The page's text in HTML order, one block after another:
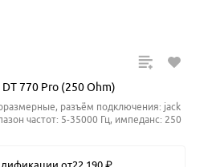
770 Pro (250 Ohm)
разъём подключения: jack
частот: 5-35000 Гц, импеданс: 250
от22 190 ₽